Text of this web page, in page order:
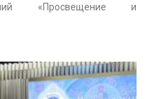
«Просвещение и